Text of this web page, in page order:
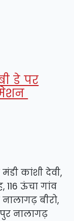
डे पर
मंडी कांशी देवी,
116 ऊंचा गांव
बीरो,
नालागढ़